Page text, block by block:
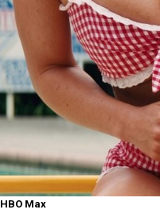
HBO Max